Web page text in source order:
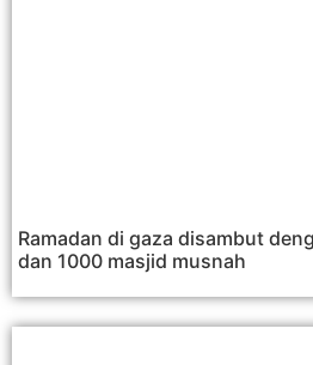
Ramadan di gaza disambut
dan 1000 masjid musnah